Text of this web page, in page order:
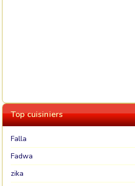
Top cuisiniers
Falla
Fadwa
zika